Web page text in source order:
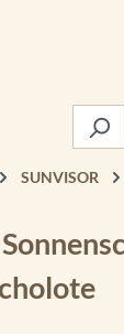
SUNVISOR